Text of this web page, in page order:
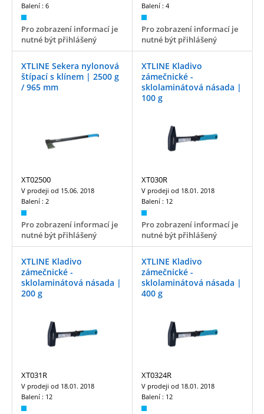
Balení : 6
Pro zobrazení informací je
nutné být přihlášený
Balení : 4
Pro zobrazení informací je
nutné být přihlášený
XTLINE Sekera nylonová
štípací s klínem | 2500 g
/ 965 mm
XT02500
V prodeji od 15.06. 2018
Balení : 2
Pro zobrazení informací je
nutné být přihlášený
XTLINE Kladivo
zámečnické -
sklolaminátová násada |
100 g
XT030R
V prodeji od 18.01. 2018
Balení : 12
Pro zobrazení informací je
nutné být přihlášený
XTLINE Kladivo
zámečnické -
sklolaminátová násada |
200 g
XT031R
V prodeji od 18.01. 2018
Balení : 12
XTLINE Kladivo
zámečnické -
sklolaminátová násada |
400 g
XT0324R
V prodeji od 18.01. 2018
Balení : 12